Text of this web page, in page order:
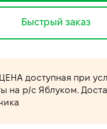
Быстрый заказ
доступная при
на р/с Яблуком.